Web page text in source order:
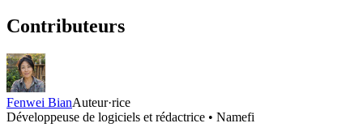
Contributeurs
Fenwei BianAuteur·rice
Développeuse de logiciels et rédactrice • Namefi